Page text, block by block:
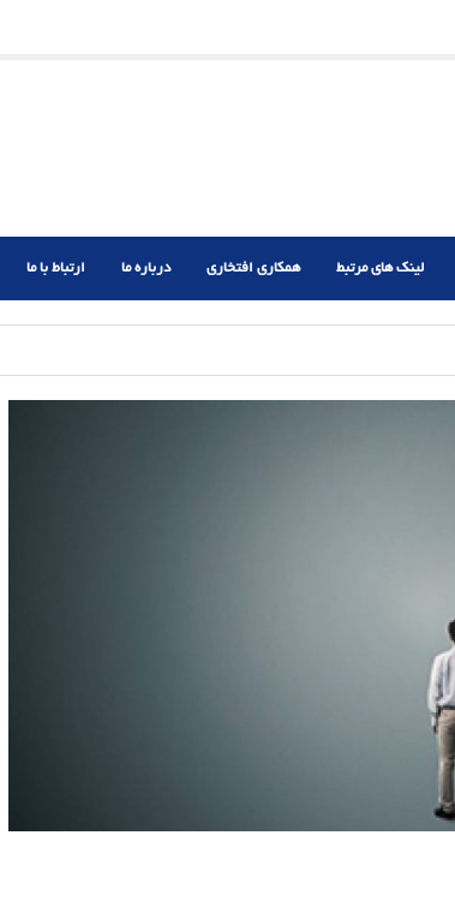
لینک های مرتبط همکاری افتخاری درباره ما ارتباط با ما